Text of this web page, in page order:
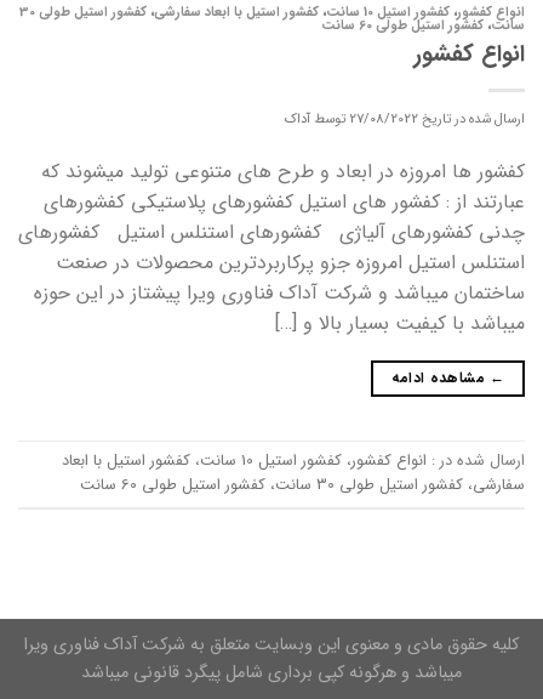
انواع کفشور، کفشور استیل 10 سانت ، کفشور استیل با ابعاد سفارشی، کفشور استیل طولی 30
سانت، کفشور استیل طولی 60 سانت
انواع کفشور
ارسال شده در تاریخ27/08/2022 توسط آداک
کفشور ها امروزه در ابعاد و طرح های متنوعی تولید میشوند که
عبارتند از : کفشور های استیل کفشورهای پلاستیکی کفشورهای
چدنی کفشورهای آلیاژی کفشورهای استنلس استیل کفشورهای
استنلس استیل امروزه جزو پرکاربردترین محصولات در صنعت
ساختمان میباشد و شرکت آداک فناوری ویرا پیشتاز در این حوزه
میباشد با کیفیت بسیار بالا و […]
← مشاهده ادامه
ارسال شده در : انواع کفشور، کفشور استیل 10 سانت ، کفشور استیل با ابعاد
سفارشی، کفشور استیل طولی 30 سانت ، کفشور استیل طولی 60 سانت
کلیه حقوق مادی و معنوی این وبسایت متعلق به شرکت آداک فناوری ویرا
میباشد و هرگونه کپی برداری شامل پیگرد قانونی میباشد